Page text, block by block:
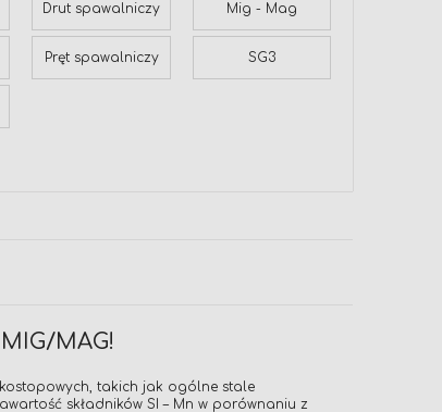
Drut spawalniczy Mig - Mag
Pręt spawalniczy SG3
MAG!
takich jak ogólne stale
składników SI – Mn w porównaniu z